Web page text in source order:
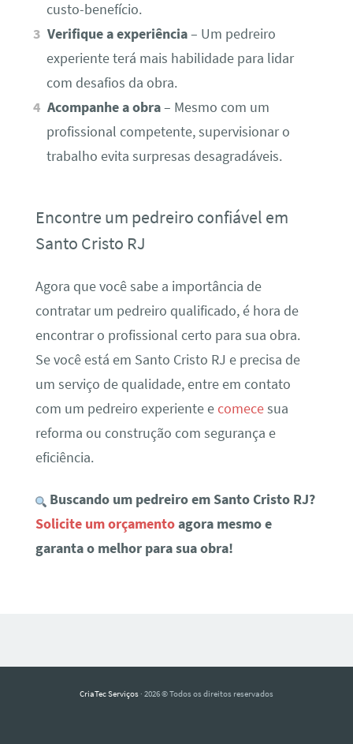
custo-benefício.
Verifique a experiência– Um pedreiro
experiente terá mais habilidade para lidar
com desafios da obra.
Acompanhe a obra– Mesmo com um
profissional competente, supervisionar o
trabalho evita surpresas desagradáveis.
Encontre um pedreiro confiável em
Santo Cristo RJ
Agora que você sabe a importância de
contratar um pedreiro qualificado, é hora de
encontrar o profissional certo para sua obra.
Se você está em Santo Cristo RJ e precisa de
um serviço de qualidade, entre em contato
com um pedreiro experiente ecomecesua
reforma ou construção com segurança e
eficiência.
Buscando um pedreiro em Santo Cristo RJ?
Solicite um orçamentoagora mesmo e
garanta o melhor para sua obra!
CriaTec Serviços · 2026 © Todos os direitos reservados